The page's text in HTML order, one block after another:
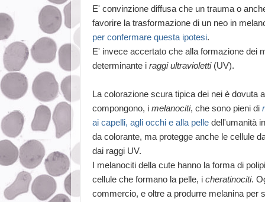
E' convinzione diffusa che un trauma o
favorire la trasformazione di un neo in
per confermare questa ipotesi.
E' invece accertato che alla formazione dei
determinante i raggi ultravioletti(UV).
La colorazione scura tipica dei nei è dovuta
compongono, i melanociti, che sono pieni di
ai capelli, agli occhi e alla pelle dell'umanità
da colorante, ma protegge anche le cellule
dai raggi UV.
I melanociti della cute hanno la forma di
cellule che formano la pelle, i cheratinociti.
commercio, e oltre a produrre melanina per